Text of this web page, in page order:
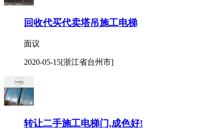
回收代买代卖塔吊施工电梯
面议
2020-05-15[浙江省台州市]
转让二手施工电梯门,成色好!